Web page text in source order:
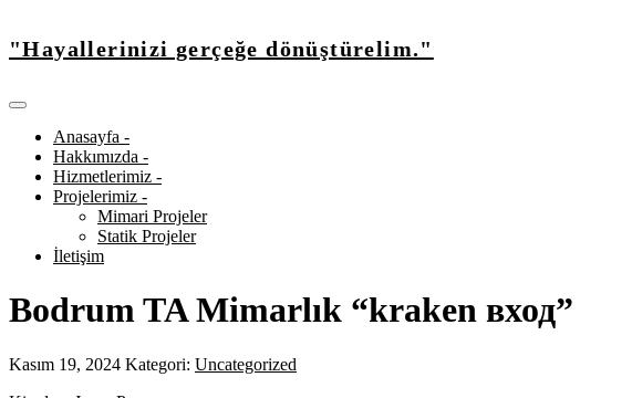
"Hayallerinizi gerçeğe dönüştürelim."
Anasayfa -
Hakkımızda -
Hizmetlerimiz -
Projelerimiz -
Mimari Projeler
Statik Projeler
İletişim
Bodrum TA Mimarlık “kraken вход”
Kasım 19, 2024 Kategori: Uncategorized